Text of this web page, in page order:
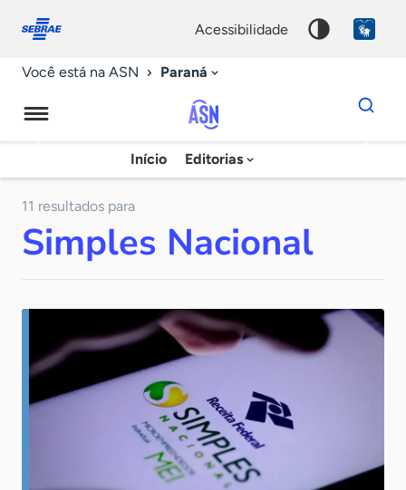
conosco
acessibilidade
Você está na ASN Paraná
Agência
Sebrae
Notícias
Início Editorias
Dados
para
chave
11 resultados para
Simples Nacional